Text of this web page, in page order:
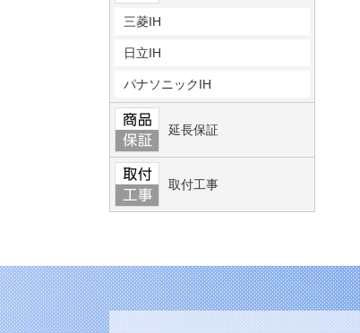
三菱IH
日立IH
パナソニックIH
延長保証
取付工事